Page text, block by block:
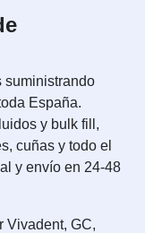
suministrando
España.
y bulk fill,
cuñas y todo el
y envío en 24-48
Vivadent, GC,